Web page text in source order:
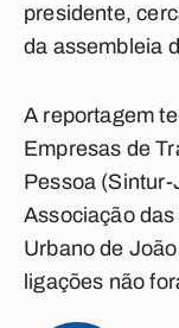
presidente,
da assembleia
A reportagem
Empresas de
Pessoa
Associação
Urbano de
ligações não